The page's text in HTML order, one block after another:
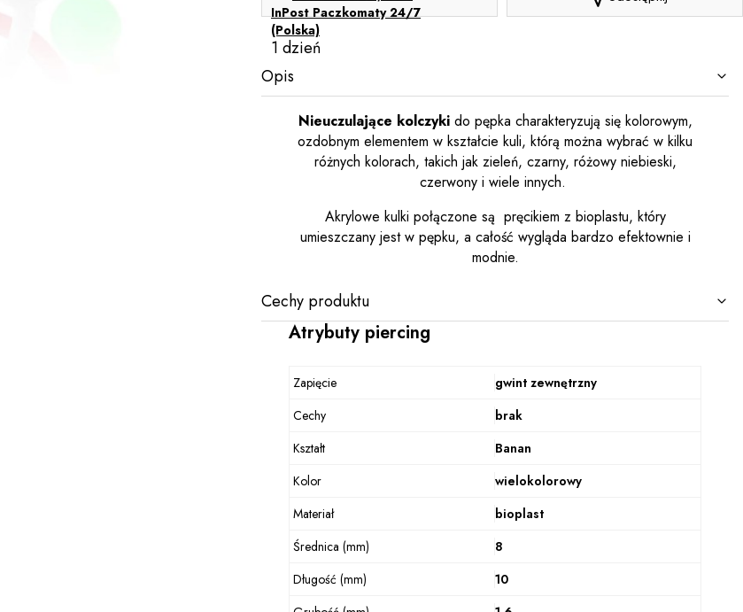
InPost Paczkomaty 24/7
(Polska)
1 dzień
Opis
Nieuczulające kolczykido pępka charakteryzują się kolorowym,
ozdobnym elementem w kształcie kuli, którą można wybrać w kilku
różnych kolorach, takich jak zieleń, czarny, różowy niebieski,
czerwony i wiele innych.
Akrylowe kulki połączone są pręcikiem z bioplastu, który
umieszczany jest w pępku, a całość wygląda bardzo efektownie i
modnie.
Cechy produktu
Atrybuty piercing
Zapięcie
gwint zewnętrzny
Cechy
brak
Kształt
Banan
Kolor
wielokolorowy
Materiał
bioplast
Średnica (mm)
8
Długość (mm)
10